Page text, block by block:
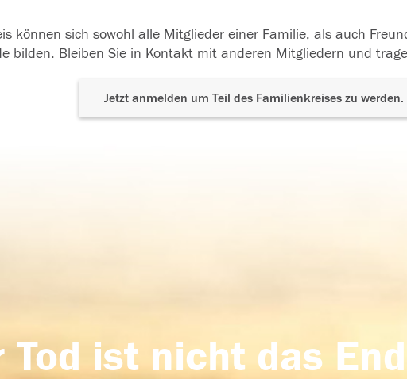
können sich sowohl alle Mitglieder einer Familie, als auch
bilden. Bleiben Sie in Kontakt mit anderen Mitgliedern und
Jetzt anmelden um Teil des Familienkreises zu werden.
Tod ist nicht das